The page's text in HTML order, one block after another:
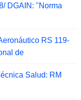
DGAIN: "Norma
RS 119-
de
Salud: RM